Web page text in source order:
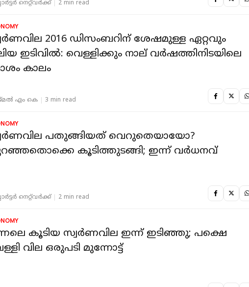
നെറ്റ്‌വര്‍ക്ക്‌ 2 min read
2016 ഡിസംബറിന് ശേഷമുള്ള ഏറ്റവും
നാല് വർഷത്തിനിടയിലെ
കാലം
എം കെ 3 min read
പതുങ്ങിയത് വെറുതെയായോ?
കൂടിത്തുടങ്ങി; ഇന്ന് വർധനവ്
നെറ്റ്‌വര്‍ക്ക്‌ 2 min read
കൂടിയ സ്വർണവില ഇന്ന് ഇടിഞ്ഞു; പക്ഷെ
വില ഒരുപടി മുന്നോട്ട്